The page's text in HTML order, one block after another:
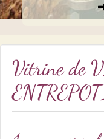
Vitrine de